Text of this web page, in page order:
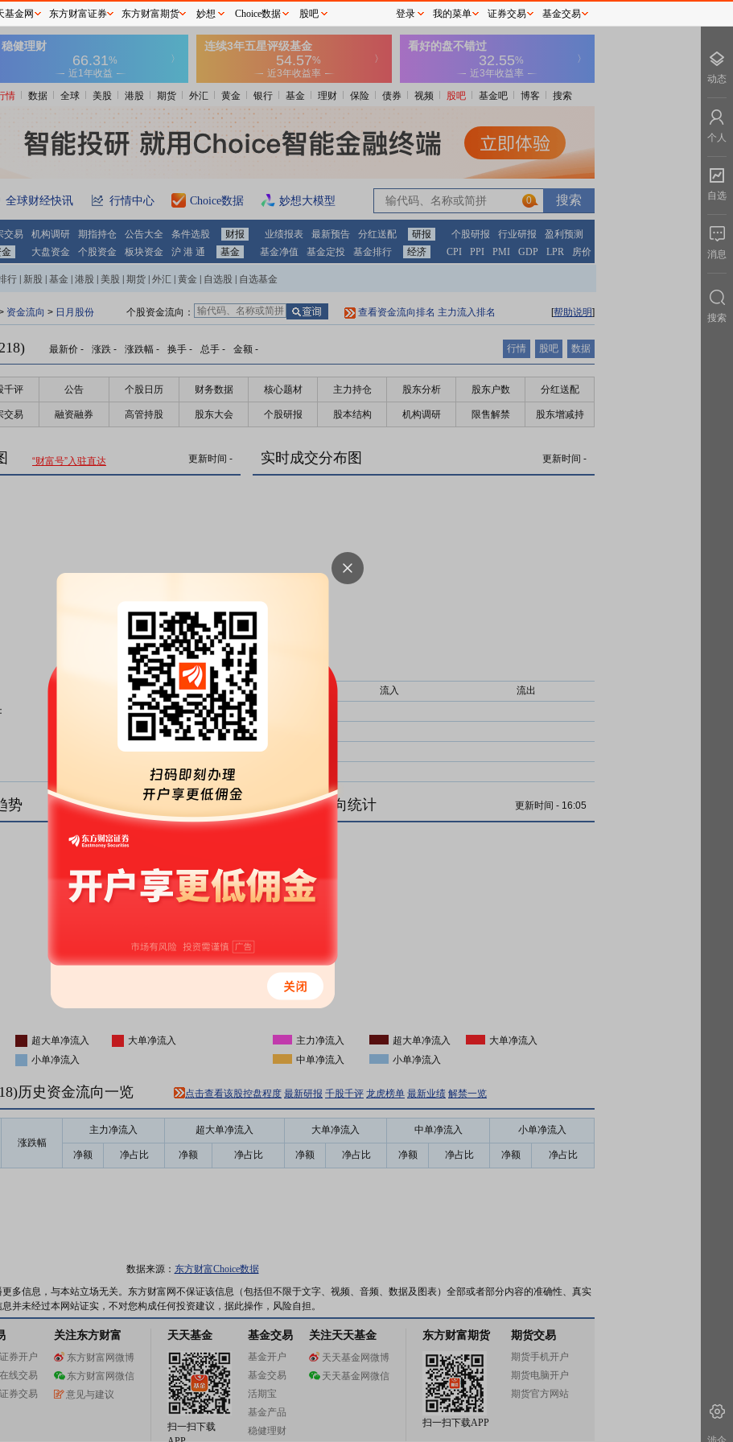
情 数据 全球 美股 港股 期货 外汇 黄金 银行 基金 理财 保险 债券 视频 股吧 基金吧 博客 搜索
全球财经快讯 行情中心 Choice数据 妙想大模型 0
交易 机构调研 期指持仓 公告大全 条件选股 财报 业绩报表 最新预告 分红送配 研报 个股研报 行业研报
盈利预测
金 大盘资金 个股资金 板块资金 沪 港 通 基金 基金净值 基金定投 基金排行 经济 CPI PPI PMI GDP LPR 房价
行 新股 基金 港股 美股 期货 外汇 黄金 自选股 自选基金
资金流向 > 日月股份 个股资金流向： 查看资金流向排名 主力流入排名 [帮助说明]
最新价 - 涨跌 - 涨跌幅 - 换手 - 总手 - 金额 - 行情 股吧 数据
千评 公告 个股日历 财务数据 核心题材 主力持仓 股东分析 股东户数 分红送配
交易 融资融券 高管持股 股东大会 个股研报 股本结构 机构调研 限售解禁 股东增减持
“财富号”入驻直达 更新时间 -
主力净比：
超大单净比：
大单净比：
中单净比：
实时成交分布图 更新时间 -
流入
流出
势
超大单净流入
大单净流入
小单净流入
盘后资金流向统计 更新时间 - 16:05
主力净流入 超大单净流入
大单净流入
中单净流入
小单净流入
历史资金流向一览 点击查看该股控盘程度 最新研报 千股千评 龙虎榜单 最新业绩 解禁一览
涨跌幅
主力净流入 超大单净流入 大单净流入 中单净流入 小单净流入
净额 净占比 净额 净占比 净额 净占比 净额 净占比 净额 净占比
数据来源： 东方财富Choice数据
多信息，与本站立场无关。东方财富网不保证该信息（包括但不限于文字、视频、音频、数据及图表）全部或者部分内容的准确性、真实
并未经过本网站证实，不对您构成任何投资建议，据此操作，风险自担。
券开户
线交易
券交易
关注东方财富
东方财富网微博
东方财富网微信
意见与建议
天天基金
扫一扫下载
基金交易
基金开户
基金交易
活期宝
基金产品
稳健理财
关注天天基金
天天基金网微博
天天基金网微信
东方财富期货
扫一扫下载APP
期货交易
期货手机开户
期货电脑开户
期货官方网站
基金网 东方财富证券 东方财富期货 妙想 Choice数据 股吧 登录 我的菜单 证券交易 基金交易
动态
个人
自选
消息
搜索